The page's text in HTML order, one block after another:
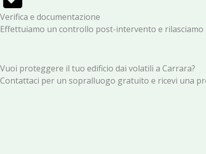
Verifica e documentazione
Effettuiamo un controllo post-intervento e rilasciamo
Vuoi proteggere il tuo edificio dai volatili a Carrara?
Contattaci per un sopralluogo gratuito e ricevi una